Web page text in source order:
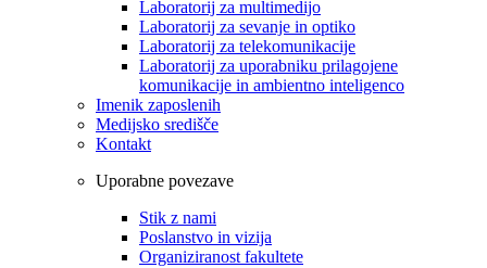
Laboratorij za multimedijo
Laboratorij za sevanje in optiko
Laboratorij za telekomunikacije
Laboratorij za uporabniku prilagojene
komunikacije in ambientno inteligenco
Imenik zaposlenih
Medijsko središče
Kontakt
Uporabne povezave
Stik z nami
Poslanstvo in vizija
Organiziranost fakultete